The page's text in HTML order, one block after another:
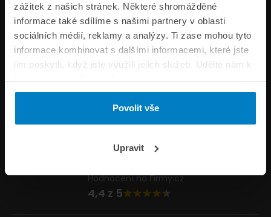
zážitek z našich stránek. Některé shromážděné
informace také sdílíme s našimi partnery v oblasti
sociálních médií, reklamy a analýzy. Ti zase mohou tyto
informace kombinovat s dalšími informacemi, které jste
jim poskytli, když jste využili jejich služeb. Udělte nám k
tomu prosím svůj souhlas.
Povolit vše
Upravit
Pojišťovny
Informace
ePojisteni.cz
Formuláře
Napište nám
Hodnocení na Firmy.cz
4,4 z 5